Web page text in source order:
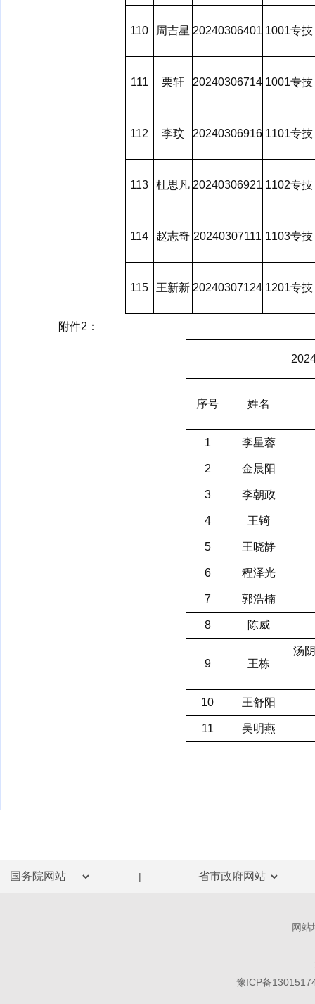
110 周吉星 20240306401 1001专技
111 栗轩 20240306714 1001专技
112 李玟 20240306916 1101专技
113 杜思凡 20240306921 1102专技
114 赵志奇 20240307111 1103专技
115 王新新 20240307124 1201专技
附件2：
序号 姓名
1 李星蓉
2 金晨阳
3 李朝政
4 王锜
5 王晓静
6 程泽光
7 郭浩楠
8 陈威
9 王栋
汤
10 王舒阳
11 吴明燕
|
网站
豫ICP备